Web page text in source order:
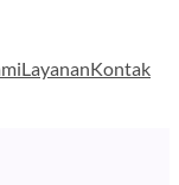
LayananKontak